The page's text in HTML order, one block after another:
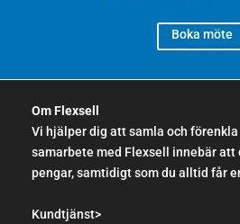
Boka möte
Om Flexsell
Vi hjälper dig att samla och
samarbete med Flexsell innebär att
pengar, samtidigt som du alltid får
Kundtjänst>